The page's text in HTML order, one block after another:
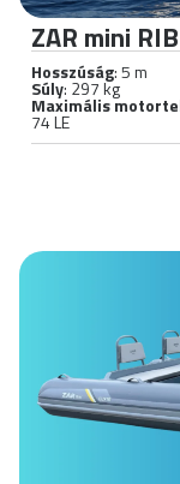
ZAR mini
Hosszúság: 5 m
Súly: 297 kg
Maximális
74 LE